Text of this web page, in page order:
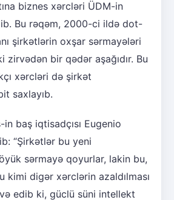
biznes xərcləri ÜDM-in
Bu rəqəm, 2000-ci ildə dot-
şirkətlərin oxşar sərmayələri
zirvədən bir qədər aşağıdır. Bu
xərcləri də şirkət
saxlayıb.
baş iqtisadçısı Eugenio
“Şirkətlər bu yeni
sərmayə qoyurlar, lakin bu,
kimi digər xərclərin azaldılması
edib ki, güclü süni intellekt